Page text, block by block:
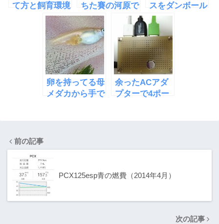
て方と飼育環境
ちた賽の河原で
の石積みの罰
スをダンボール
で作った
卵を持ってる母
メダカから手で
余ったACアダ
プターで4ポー
前の記事
PCX125esp青の燃費（2014年4月）
次の記事